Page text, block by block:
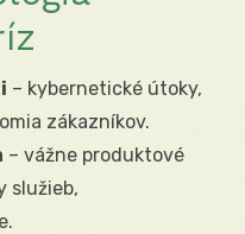
– kybernetické útoky,
zákazníkov.
– vážne produktové
služieb,